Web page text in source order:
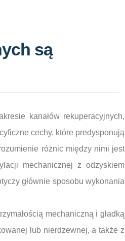
są
kanałów rekuperacyjnych,
cechy, które predysponują
różnic między nimi jest
mechanicznej z odzyskiem
głównie sposobu wykonania
mechaniczną i gładką
lub nierdzewnej, a także z